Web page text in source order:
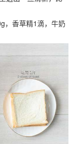
，香草精1滴，牛奶